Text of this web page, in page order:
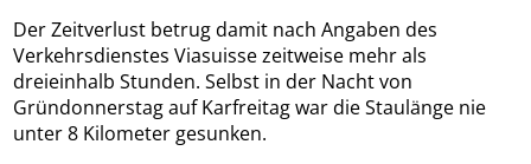
Der Zeitverlust betrug damit nach Angaben des
Verkehrsdienstes Viasuisse zeitweise mehr als
dreieinhalb Stunden. Selbst in der Nacht von
Gründonnerstag auf Karfreitag war die Staulänge nie
unter 8 Kilometer gesunken.